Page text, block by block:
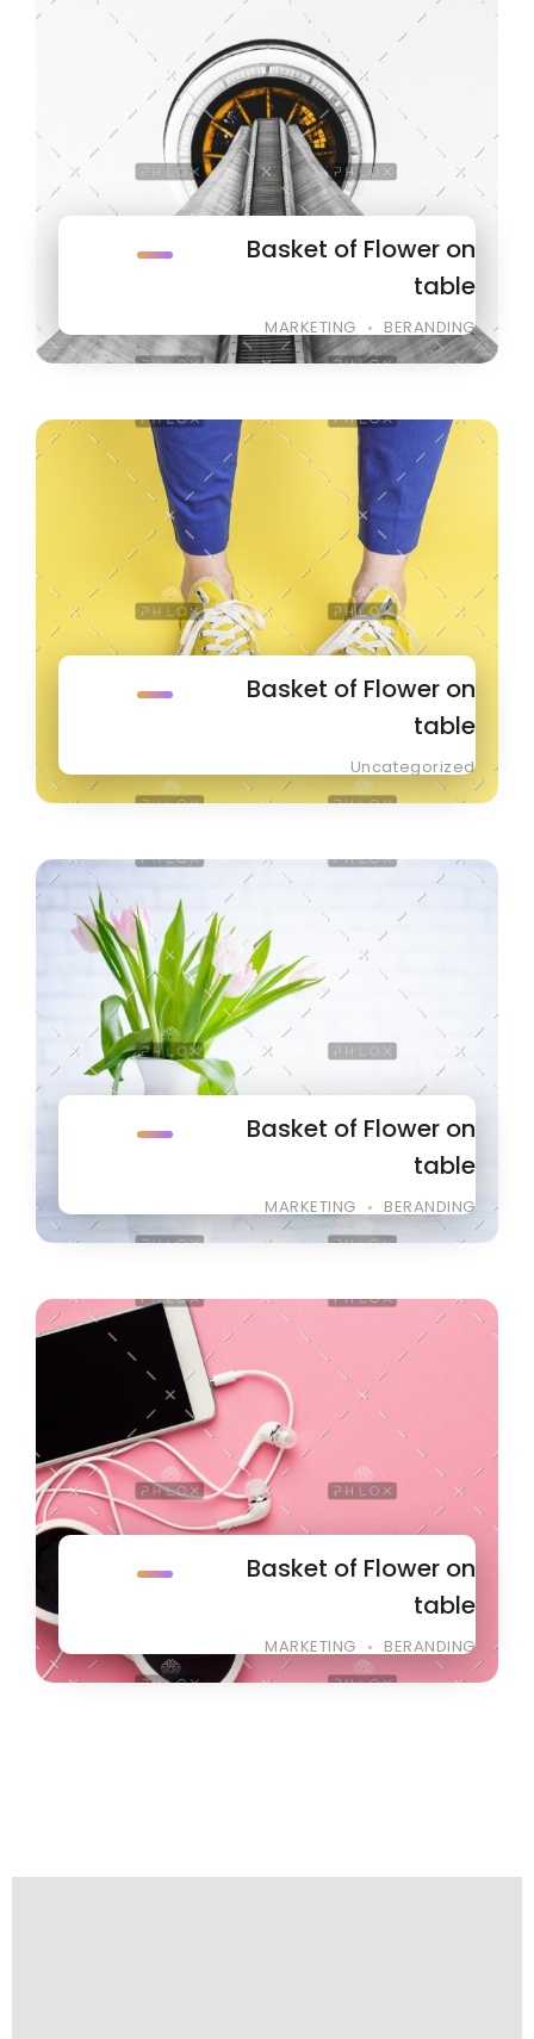
Basket of Flower on
table
BERANDING
MARKETING
Basket of Flower on
table
Uncategorized
Basket of Flower on
table
BERANDING
MARKETING
Basket of Flower on
table
BERANDING
MARKETING